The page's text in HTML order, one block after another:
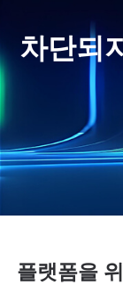
차단되
플랫폼을